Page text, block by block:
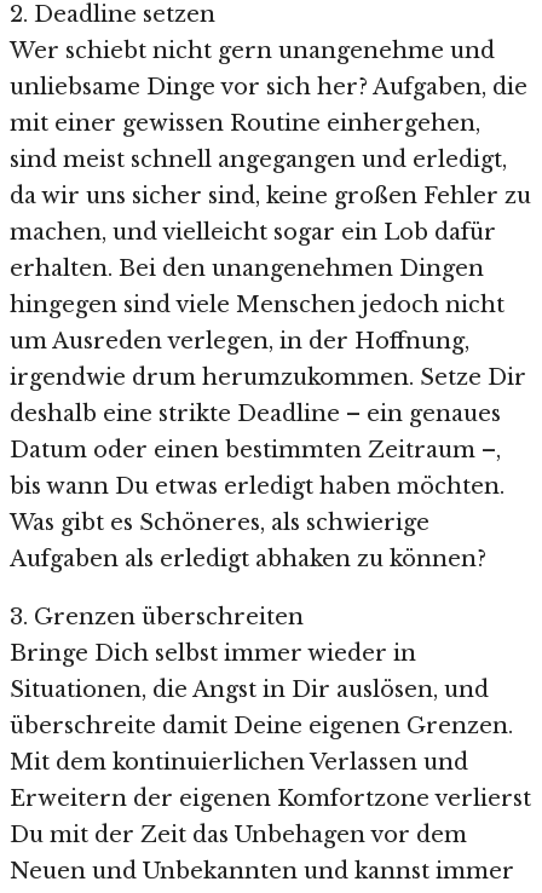
2. Deadline setzen
Wer schiebt nicht gern unangenehme und
unliebsame Dinge vor sich her? Aufgaben, die
mit einer gewissen Routine einhergehen,
sind meist schnell angegangen und erledigt,
da wir uns sicher sind, keine großen Fehler zu
machen, und vielleicht sogar ein Lob dafür
erhalten. Bei den unangenehmen Dingen
hingegen sind viele Menschen jedoch nicht
um Ausreden verlegen, in der Hoffnung,
irgendwie drum herumzukommen. Setze Dir
deshalb eine strikte Deadline – ein genaues
Datum oder einen bestimmten Zeitraum –,
bis wann Du etwas erledigt haben möchten.
Was gibt es Schöneres, als schwierige
Aufgaben als erledigt abhaken zu können?
3. Grenzen überschreiten
Bringe Dich selbst immer wieder in
Situationen, die Angst in Dir auslösen, und
überschreite damit Deine eigenen Grenzen.
Mit dem kontinuierlichen Verlassen und
Erweitern der eigenen Komfortzone verlierst
Du mit der Zeit das Unbehagen vor dem
Neuen und Unbekannten und kannst immer